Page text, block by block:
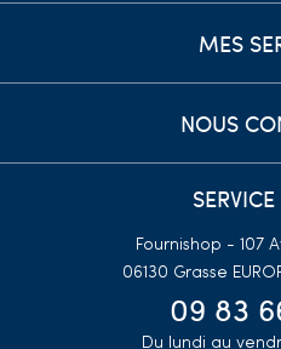
MES
NOUS
Fournishop - 107
06130 Grasse
09 83
Du lundi au